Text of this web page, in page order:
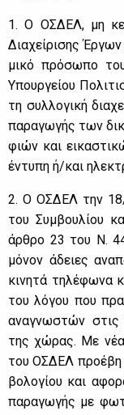
1. Ο ΟΣ­ΔΕΛ, μη
Δια­χεί­ρι­σης
μι­κό πρό­σω­πο
Υπουρ­γεί­ου
τη συλ­λο­γι­κή
πα­ρα­γω­γής των
φιών και
έντυ­πη ή/και
2. Ο ΟΣ­ΔΕΛ την
του Συμ­βου­λί­ου
άρ­θρο 23 του Ν.
μό­νον άδειες
κι­νη­τά τη­λέ­φω­να
του λό­γου που
ανα­γνω­στών στις
της χώ­ρας. Με
του ΟΣ­ΔΕΛ προ­έ­βη
βο­λο­γί­ου και
πα­ρα­γω­γής με